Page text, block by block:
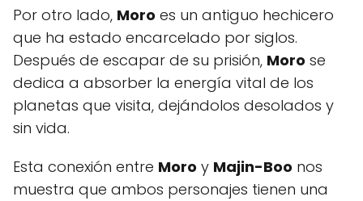
Por otro lado, Moro es un antiguo hechicero
que ha estado encarcelado por siglos.
Después de escapar de su prisión, Moro se
dedica a absorber la energía vital de los
planetas que visita, dejándolos desolados y
sin vida.
Esta conexión entre Moro y Majin-Boo nos
muestra que ambos personajes tienen una